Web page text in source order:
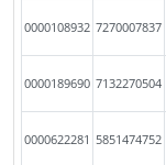
0000108932 7270007837
0000189690 7132270504
0000622281 5851474752